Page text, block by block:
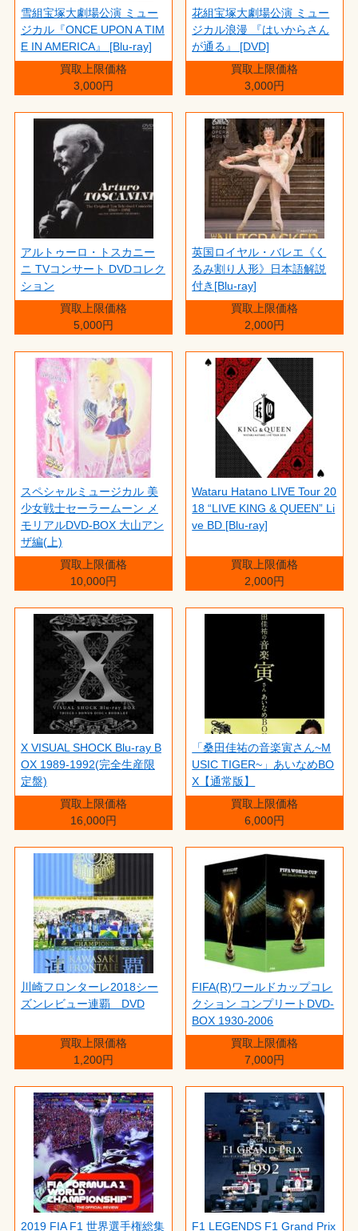
雪組宝塚大劇場公演 ミュー
ジカル『ONCE UPON A TIM
E IN AMERICA』 [Blu-ray]
買取上限価格
3,000円
花組宝塚大劇場公演 ミュー
ジカル浪漫 『はいからさん
が通る』 [DVD]
買取上限価格
3,000円
アルトゥーロ・トスカニー
ニ TVコンサート DVDコレク
ション
買取上限価格
5,000円
英国ロイヤル・バレエ《く
るみ割り人形》日本語解説
付き[Blu-ray]
買取上限価格
2,000円
スペシャルミュージカル 美
少女戦士セーラームーン メ
モリアルDVD-BOX 大山アン
ザ編(上)
買取上限価格
10,000円
Wataru Hatano LIVE Tour 20
18 “LIVE KING & QUEEN” Li
ve BD [Blu-ray]
買取上限価格
2,000円
X VISUAL SHOCK Blu-ray B
OX 1989-1992(完全生産限
定盤)
買取上限価格
16,000円
「桑田佳祐の音楽寅さん~M
USIC TIGER~」あいなめBO
X【通常版】
買取上限価格
6,000円
川崎フロンターレ2018シー
ズンレビュー連覇 DVD
買取上限価格
1,200円
FIFA(R)ワールドカップコレ
クション コンプリートDVD-
BOX 1930-2006
買取上限価格
7,000円
2019 FIA F1 世界選手権総集 F1 LEGENDS F1 Grand Prix